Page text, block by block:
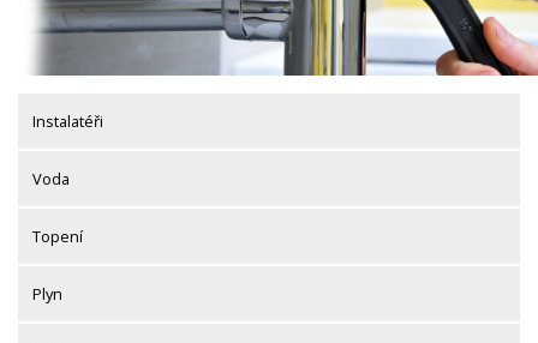
Instalatéři
Voda
Topení
Plyn